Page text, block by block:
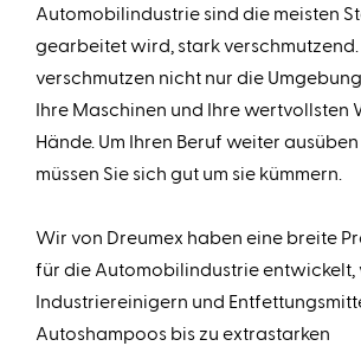
Automobilindustrie sind die meisten
gearbeitet wird, stark verschmutzend.
verschmutzen nicht nur die
Ihre Maschinen und Ihre wertvollsten
Hände. Um Ihren Beruf weiter ausüben
müssen Sie sich gut um sie kümmern.
Wir von Dreumex haben eine breite
für die Automobilindustrie entwickelt,
Industriereinigern und
Autoshampoos bis zu extrastarken